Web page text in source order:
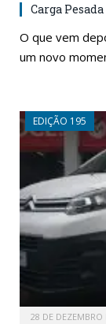
Carga
O que vem
um novo
EDIÇÃO 195
28 DE DEZEMBRO